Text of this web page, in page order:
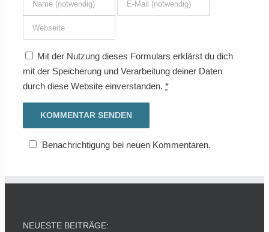
Mit der Nutzung dieses Formulars erklärst du dich
mit der Speicherung und Verarbeitung deiner Daten
durch diese Website einverstanden. *
Benachrichtigung bei neuen Kommentaren.
NEUESTE BEITRÄGE: